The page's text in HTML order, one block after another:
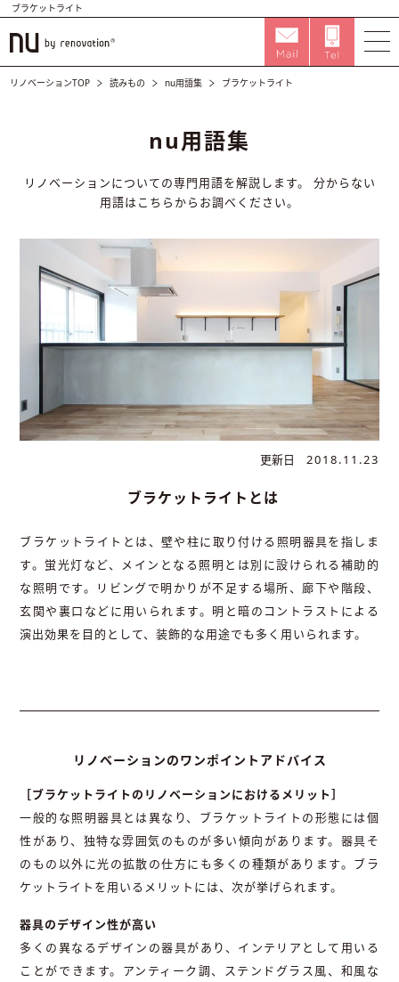
ブラケットライト
リノベーションTOP 読みもの nu用語集 ブラケットライト
nu用語集
リノベーションについての専門用語を解説します。
分からない
用語はこちらからお調べください。
更新日 2018.11.23
ブラケットライトとは
ブラケットライトとは、壁や柱に取り付ける照明器具を指しま
す。蛍光灯など、メインとなる照明とは別に設けられる補助的
な照明です。リビングで明かりが不足する場所、廊下や階段、
玄関や裏口などに用いられます。明と暗のコントラストによる
演出効果を目的として、装飾的な用途でも多く用いられます。
リノベーションのワンポイントアドバイス
［ブラケットライトのリノベーションにおけるメリット］
一般的な照明器具とは異なり、ブラケットライトの形態には個
性があり、独特な雰囲気のものが多い傾向があります。器具そ
のもの以外に光の拡散の仕方にも多くの種類があります。ブラ
ケットライトを用いるメリットには、次が挙げられます。
器具のデザイン性が高い
多くの異なるデザインの器具があり、インテリアとして用いる
ことができます。アンティーク調、ステンドグラス風、和風な